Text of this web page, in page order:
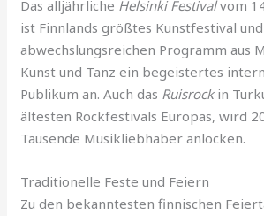
Das alljährliche Helsinki Festivalvom
ist Finnlands größtes Kunstfestival
abwechslungsreichen Programm aus
Kunst und Tanz ein begeistertes
Publikum an. Auch das Ruisrockin
ältesten Rockfestivals Europas, wird
Tausende Musikliebhaber anlocken.
Traditionelle Feste und Feiern
Zu den bekanntesten finnischen